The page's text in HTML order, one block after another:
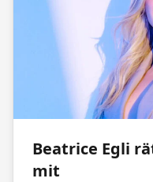
Beatrice Egli
mit